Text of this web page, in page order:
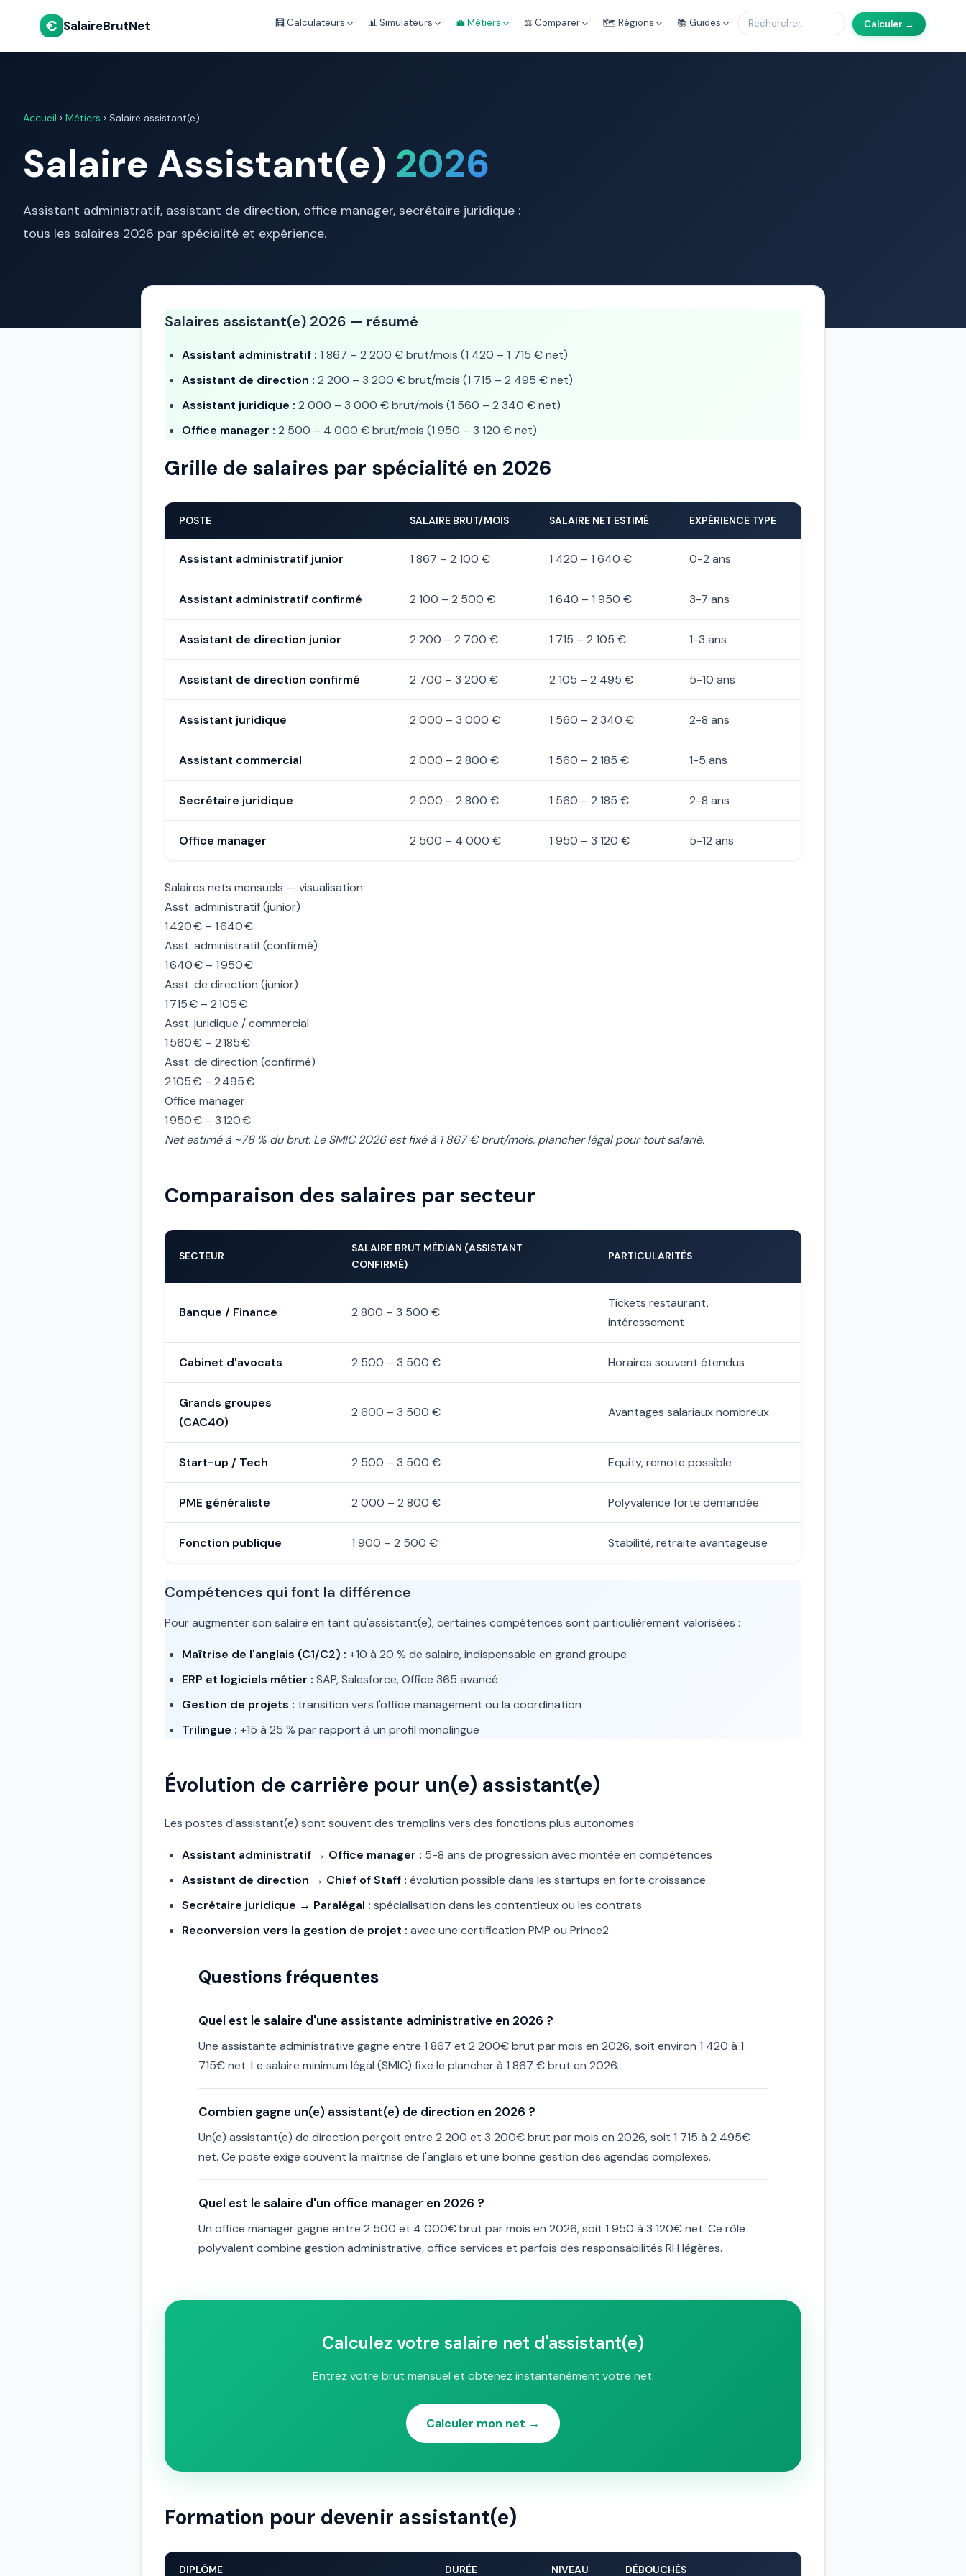
€ SalaireBrutNet 🧮 Calculateurs 📊 Simulateurs 💼 Métiers ⚖️ Comparer 🗺️ Régions 📚 Guides Calculer →
Accueil › Métiers › Salaire assistant(e)
Salaire Assistant(e) 2026
Assistant administratif, assistant de direction, office manager, secrétaire juridique :
tous les salaires 2026 par spécialité et expérience.
Salaires assistant(e) 2026 — résumé
Assistant administratif : 1 867 – 2 200 € brut/mois (1 420 – 1 715 € net)
Assistant de direction : 2 200 – 3 200 € brut/mois (1 715 – 2 495 € net)
Assistant juridique : 2 000 – 3 000 € brut/mois (1 560 – 2 340 € net)
Office manager : 2 500 – 4 000 € brut/mois (1 950 – 3 120 € net)
Grille de salaires par spécialité en 2026
POSTE SALAIRE BRUT/MOIS SALAIRE NET ESTIMÉ EXPÉRIENCE TYPE
Assistant administratif junior 1 867 – 2 100 € 1 420 – 1 640 € 0-2 ans
Assistant administratif confirmé 2 100 – 2 500 € 1 640 – 1 950 € 3-7 ans
Assistant de direction junior 2 200 – 2 700 € 1 715 – 2 105 € 1-3 ans
Assistant de direction confirmé 2 700 – 3 200 € 2 105 – 2 495 € 5-10 ans
Assistant juridique 2 000 – 3 000 € 1 560 – 2 340 € 2-8 ans
Assistant commercial 2 000 – 2 800 € 1 560 – 2 185 € 1-5 ans
Secrétaire juridique 2 000 – 2 800 € 1 560 – 2 185 € 2-8 ans
Office manager 2 500 – 4 000 € 1 950 – 3 120 € 5-12 ans
Salaires nets mensuels — visualisation
Asst. administratif (junior)
1 420 € – 1 640 €
Asst. administratif (confirmé)
1 640 € – 1 950 €
Asst. de direction (junior)
1 715 € – 2 105 €
Asst. juridique / commercial
1 560 € – 2 185 €
Asst. de direction (confirmé)
2 105 € – 2 495 €
Office manager
1 950 € – 3 120 €
Net estimé à ~78 % du brut. Le SMIC 2026 est fixé à 1 867 € brut/mois, plancher légal pour tout salarié.
Comparaison des salaires par secteur
SECTEUR
SALAIRE BRUT MÉDIAN (ASSISTANT
CONFIRMÉ)
PARTICULARITÉS
Banque / Finance 2 800 – 3 500 €
Tickets restaurant,
intéressement
Cabinet d'avocats 2 500 – 3 500 € Horaires souvent étendus
Grands groupes
(CAC40)
2 600 – 3 500 € Avantages salariaux nombreux
Start-up / Tech 2 500 – 3 500 € Equity, remote possible
PME généraliste 2 000 – 2 800 € Polyvalence forte demandée
Fonction publique 1 900 – 2 500 € Stabilité, retraite avantageuse
Compétences qui font la différence
Pour augmenter son salaire en tant qu'assistant(e), certaines compétences sont particulièrement valorisées :
Maîtrise de l'anglais (C1/C2) : +10 à 20 % de salaire, indispensable en grand groupe
ERP et logiciels métier : SAP, Salesforce, Office 365 avancé
Gestion de projets : transition vers l'office management ou la coordination
Trilingue : +15 à 25 % par rapport à un profil monolingue
Évolution de carrière pour un(e) assistant(e)
Les postes d'assistant(e) sont souvent des tremplins vers des fonctions plus autonomes :
Assistant administratif → Office manager : 5-8 ans de progression avec montée en compétences
Assistant de direction → Chief of Staff : évolution possible dans les startups en forte croissance
Secrétaire juridique → Paralégal : spécialisation dans les contentieux ou les contrats
Reconversion vers la gestion de projet : avec une certification PMP ou Prince2
Questions fréquentes
Quel est le salaire d'une assistante administrative en 2026 ?
Une assistante administrative gagne entre 1 867 et 2 200€ brut par mois en 2026, soit environ 1 420 à 1
715€ net. Le salaire minimum légal (SMIC) fixe le plancher à 1 867 € brut en 2026.
Combien gagne un(e) assistant(e) de direction en 2026 ?
Un(e) assistant(e) de direction perçoit entre 2 200 et 3 200€ brut par mois en 2026, soit 1 715 à 2 495€
net. Ce poste exige souvent la maîtrise de l'anglais et une bonne gestion des agendas complexes.
Quel est le salaire d'un office manager en 2026 ?
Un office manager gagne entre 2 500 et 4 000€ brut par mois en 2026, soit 1 950 à 3 120€ net. Ce rôle
polyvalent combine gestion administrative, office services et parfois des responsabilités RH légères.
Calculez votre salaire net d'assistant(e)
Entrez votre brut mensuel et obtenez instantanément votre net.
Calculer mon net →
Formation pour devenir assistant(e)
DIPLÔME DURÉE NIVEAU DÉBOUCHÉS